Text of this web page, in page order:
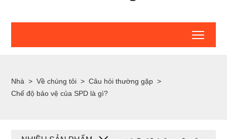
Nhà > Về chúng tôi > Câu hỏi thường gặp >
Chế độ bảo vệ của SPD là gì?